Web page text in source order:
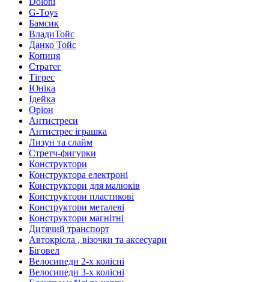
G-Toys
Бамсик
ВладиТойс
Данко Тойс
Копиця
Стратег
Тігрес
Юніка
Ідейка
Оріон
Антистреси
Антистрес іграшка
Лизун та слайм
Стретч-фигурки
Конструктори
Конструктора електроні
Конструктори для малюків
Конструктори пластикові
Конструктори металеві
Конструктори магнітні
Дитячий транспорт
Автокрісла , візочки та аксесуари
Біговел
Велосипеди 2-х колісні
Велосипеди 3-х колісні